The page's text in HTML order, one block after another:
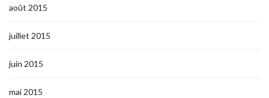
août 2015
juillet 2015
juin 2015
mai 2015